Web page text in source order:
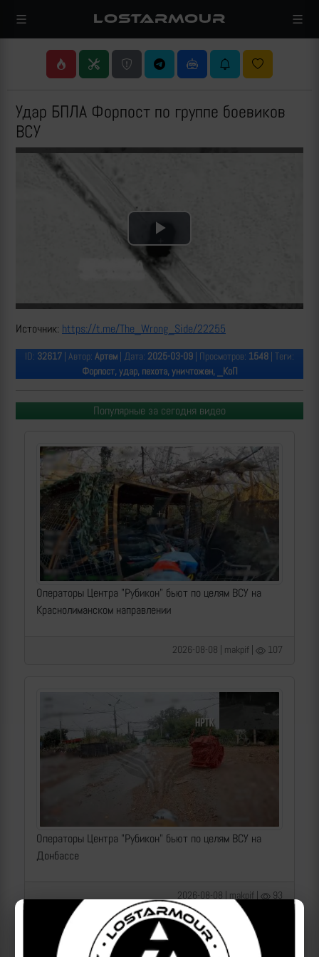
LOSTARMOUR
Удар БПЛА Форпост по группе боевиков
ВСУ
Play
Video
Источник: https://t.me/The_Wrong_Side/22255
ID: 32617 | Автор: Артем | Дата: 2025-03-09 | Просмотров: 1548 | Теги:
Форпост, удар, пехота, уничтожен, _КоП
Популярные за сегодня видео
Операторы Центра "Рубикон" бьют по целям ВСУ на
Краснолиманском направлении
2026-08-08 | makpif | 107
Операторы Центра "Рубикон" бьют по целям ВСУ на
Донбассе
2026-08-08 | makpif | 93